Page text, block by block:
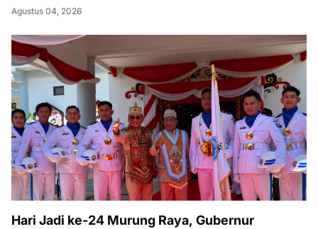
Agustus 04, 2026
Hari Jadi ke-24 Murung Raya, Gubernur